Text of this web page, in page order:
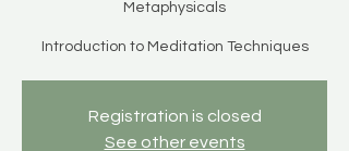
Metaphysicals
Introduction to Meditation Techniques
Registration is closed
See other events